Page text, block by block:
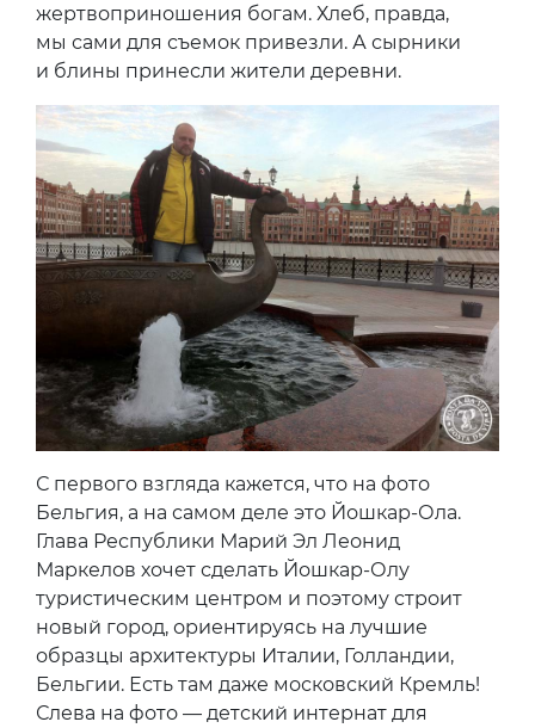
жертвоприношения богам. Хлеб, правда,
мы сами для съемок привезли. А сырники
и блины принесли жители деревни.
С первого взгляда кажется, что на фото
Бельгия, а на самом деле это Йошкар-Ола.
Глава Республики Марий Эл Леонид
Маркелов хочет сделать Йошкар-Олу
туристическим центром и поэтому строит
новый город, ориентируясь на лучшие
образцы архитектуры Италии, Голландии,
Бельгии. Есть там даже московский Кремль!
Слева на фото — детский интернат для